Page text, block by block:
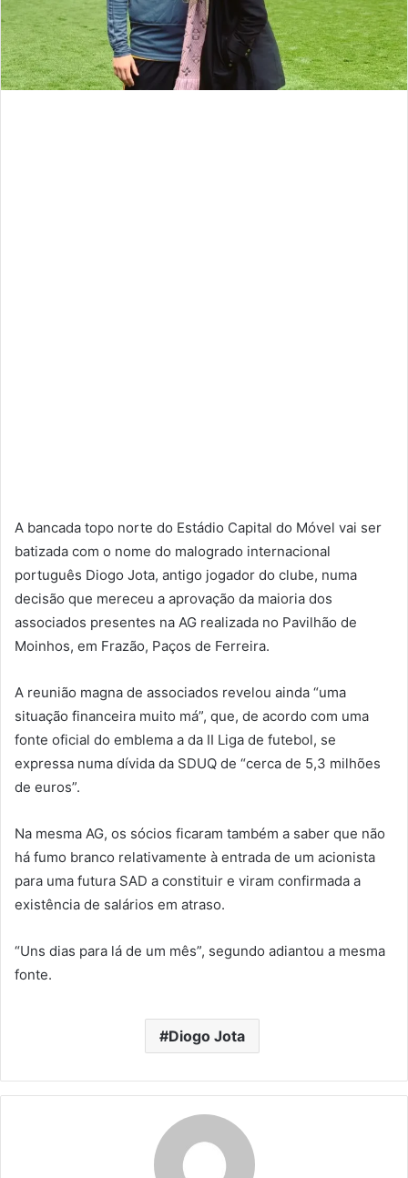
A bancada topo norte do Estádio Capital do Móvel vai ser
batizada com o nome do malogrado internacional
português Diogo Jota, antigo jogador do clube, numa
decisão que mereceu a aprovação da maioria dos
associados presentes na AG realizada no Pavilhão de
Moinhos, em Frazão, Paços de Ferreira.
A reunião magna de associados revelou ainda “uma
situação financeira muito má”, que, de acordo com uma
fonte oficial do emblema a da II Liga de futebol, se
expressa numa dívida da SDUQ de “cerca de 5,3 milhões
de euros”.
Na mesma AG, os sócios ficaram também a saber que não
há fumo branco relativamente à entrada de um acionista
para uma futura SAD a constituir e viram confirmada a
existência de salários em atraso.
“Uns dias para lá de um mês”, segundo adiantou a mesma
fonte.
Diogo Jota